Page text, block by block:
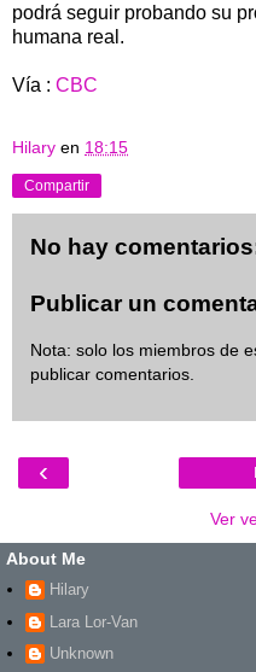
podrá seguir probando su
humana real.
Vía : CBC
Hilary en 18:15
Compartir
No hay
Publicar un
Nota: solo los miembros de
publicar comentarios.
‹
Ver
About Me
Hilary
Lara Lor-Van
Unknown